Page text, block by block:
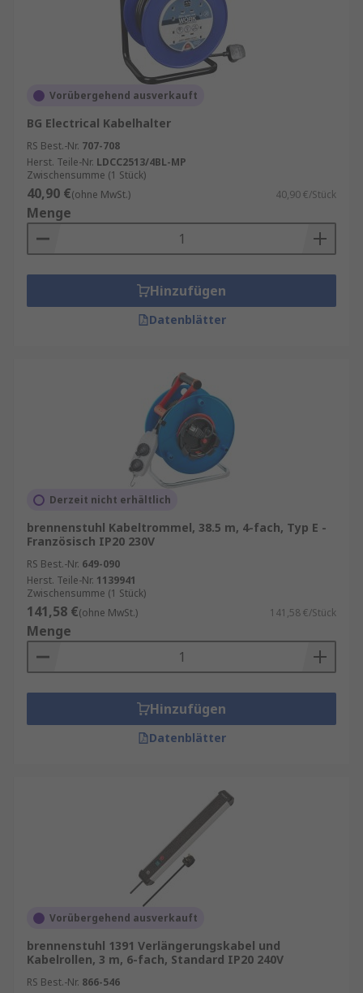
Vorübergehend ausverkauft
BG Electrical Kabelhalter
RS Best.-Nr. 707-708
Herst. Teile-Nr. LDCC2513/4BL-MP
Zwischensumme (1 Stück)
40,90 €(ohne MwSt.) 40,90 €/Stück
Menge
Hinzufügen
Datenblätter
Derzeit nicht erhältlich
brennenstuhl Kabeltrommel, 38.5 m, 4-fach, Typ E -
Französisch IP20 230V
RS Best.-Nr. 649-090
Herst. Teile-Nr. 1139941
Zwischensumme (1 Stück)
141,58 €(ohne MwSt.) 141,58 €/Stück
Menge
Hinzufügen
Datenblätter
Vorübergehend ausverkauft
brennenstuhl 1391 Verlängerungskabel und
Kabelrollen, 3 m, 6-fach, Standard IP20 240V
RS Best.-Nr. 866-546